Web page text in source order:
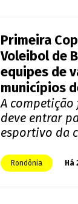
Primeira
Voleibol de
equipes de
municípios
A competição
deve entrar
esportivo da
Rondônia Há